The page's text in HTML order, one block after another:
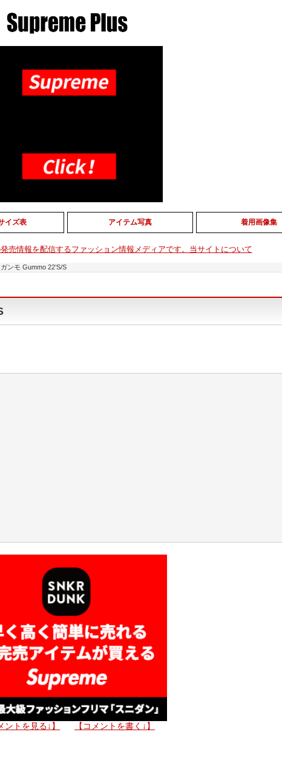
イズ表 アイテム写真 着用画像集
売情報を配信するファッション情報メディアです。当サイトについて
ンモ Gummo 22’S/S
ントを見る↓】 【コメントを書く↓】